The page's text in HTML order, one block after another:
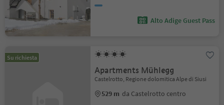
Alto Adige Guest Pass
Su richiesta
Apartments Mühlegg
Castelrotto, Regione dolomitica Alpe di Siusi
529 m da Castelrotto centro